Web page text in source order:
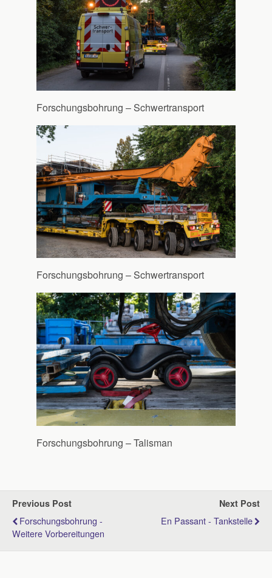
Forschungsbohrung – Schwertransport
Forschungsbohrung – Schwertransport
Forschungsbohrung – Talisman
Previous Post
Forschungsbohrung -
Weitere Vorbereitungen
Next Post
En Passant - Tankstelle